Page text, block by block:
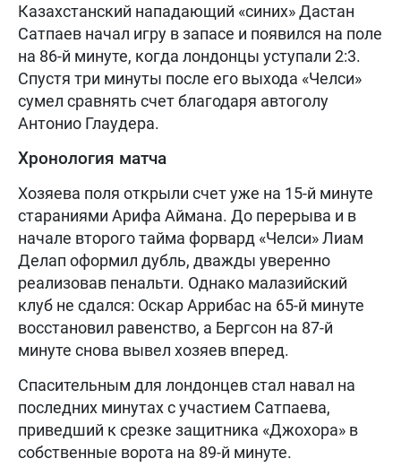
Казахстанский нападающий «синих» Дастан
Сатпаев начал игру в запасе и появился на поле
на 86-й минуте, когда лондонцы уступали 2:3.
Спустя три минуты после его выхода «Челси»
сумел сравнять счет благодаря автоголу
Антонио Глаудера.
Хронология матча
Хозяева поля открыли счет уже на 15-й минуте
стараниями Арифа Аймана. До перерыва и в
начале второго тайма форвард «Челси» Лиам
Делап оформил дубль, дважды уверенно
реализовав пенальти. Однако малазийский
клуб не сдался: Оскар Аррибас на 65-й минуте
восстановил равенство, а Бергсон на 87-й
минуте снова вывел хозяев вперед.
Спасительным для лондонцев стал навал на
последних минутах с участием Сатпаева,
приведший к срезке защитника «Джохора» в
собственные ворота на 89-й минуте.